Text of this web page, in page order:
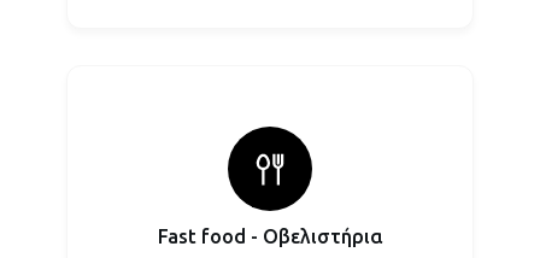
Fast food - Οβελιστήρια